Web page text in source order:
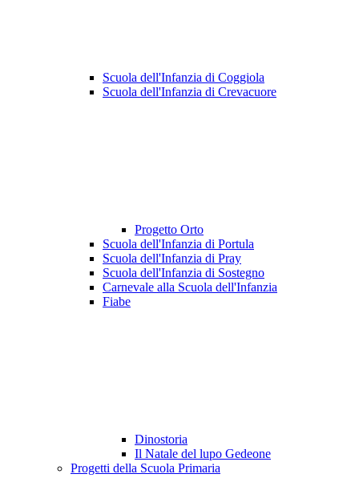
Scuola dell'Infanzia di Coggiola
Scuola dell'Infanzia di Crevacuore
Progetto Orto
Scuola dell'Infanzia di Portula
Scuola dell'Infanzia di Pray
Scuola dell'Infanzia di Sostegno
Carnevale alla Scuola dell'Infanzia
Fiabe
Dinostoria
Il Natale del lupo Gedeone
Progetti della Scuola Primaria